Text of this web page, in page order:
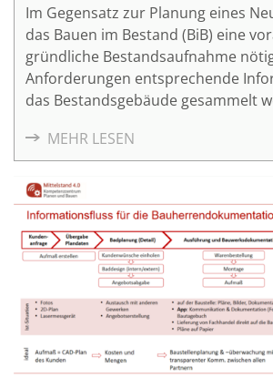
Im Gegensatz zur Planung eines
das Bauen im Bestand (BiB) eine
gründliche Bestandsaufnahme
Anforderungen entsprechende
das Bestandsgebäude gesammelt
bietet BIM als Planungsmethode
Verbesserungen für interne
Umsetzungs-, Kosten- und
Architekturbüro Hild und K konnte
Erfahrungen im BiB mit BIM
Geschäftsführer Matthias Haber ist
die Anforderungen, die heute und
gestellt werden, nur noch mit der
handhaben sind.
MEHR LESEN